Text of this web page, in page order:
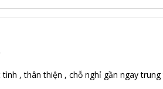
, thân thiện , chỗ nghỉ gần ngay